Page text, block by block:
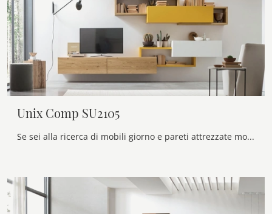
Unix Comp SU2105
Se sei alla ricerca di mobili giorno e pareti attrezzate moderne, scegli il modello Unix Comp SU2105 di Maronese: clicca e ottieni informazioni!